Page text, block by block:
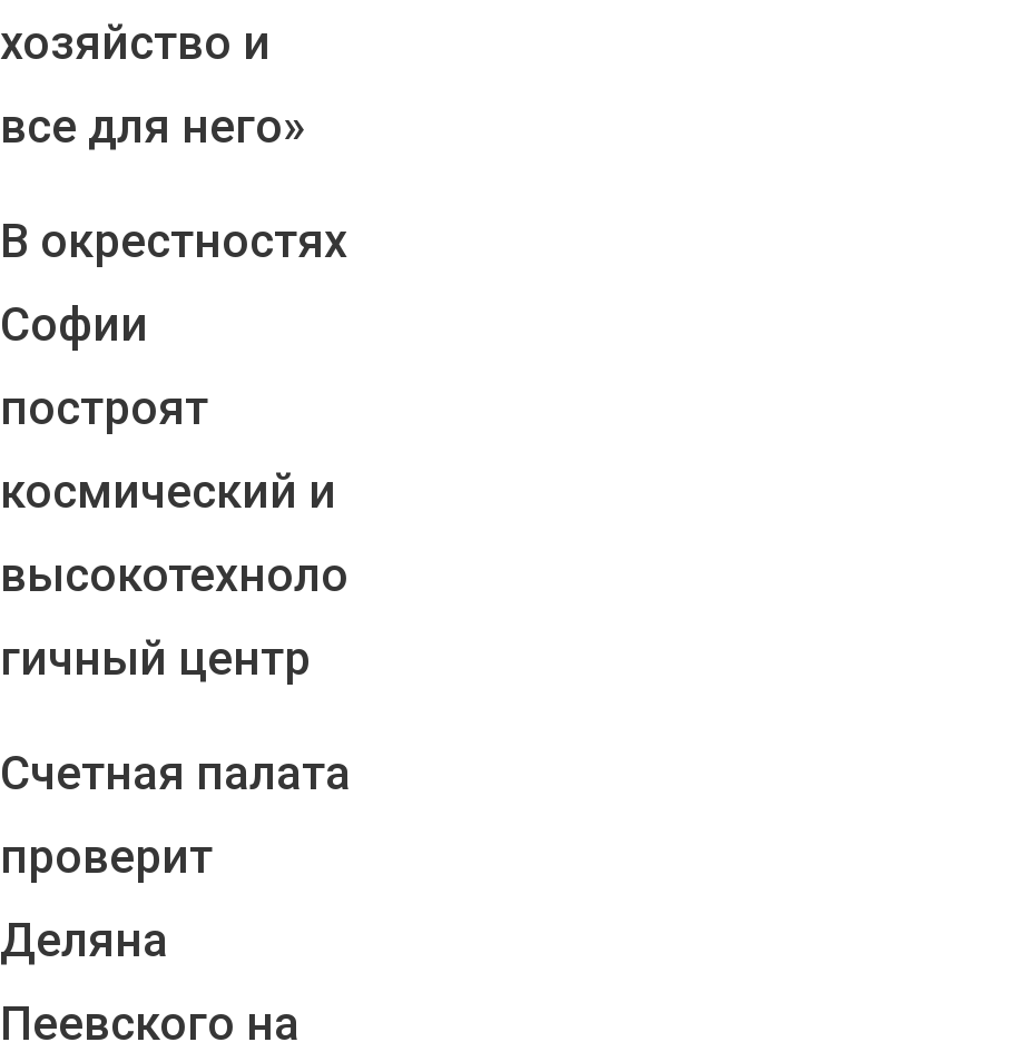
хозяйство и
все для него»
В окрестностях
Софии
построят
космический и
высокотехноло
гичный центр
Счетная палата
проверит
Деляна
Пеевского на